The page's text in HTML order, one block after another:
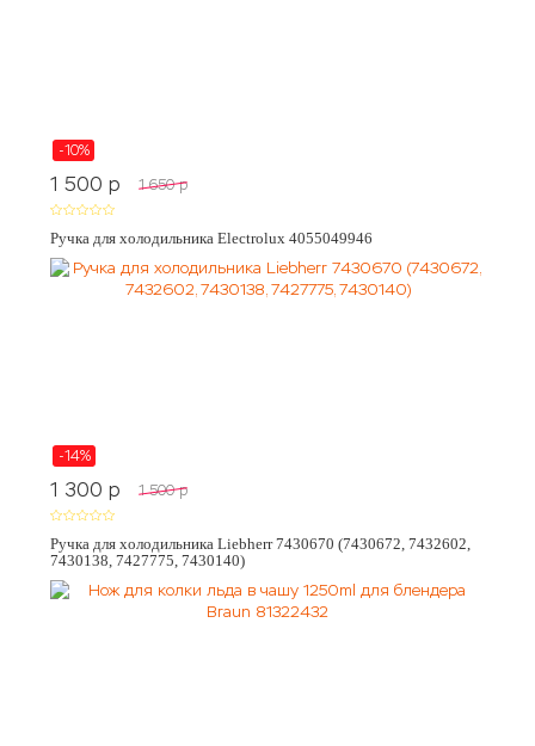
-10%
1 500 p 1 650 p
Ручка для холодильника Electrolux 4055049946
-14%
1 300 p 1 500 p
Ручка для холодильника Liebherr 7430670 (7430672, 7432602,
7430138, 7427775, 7430140)